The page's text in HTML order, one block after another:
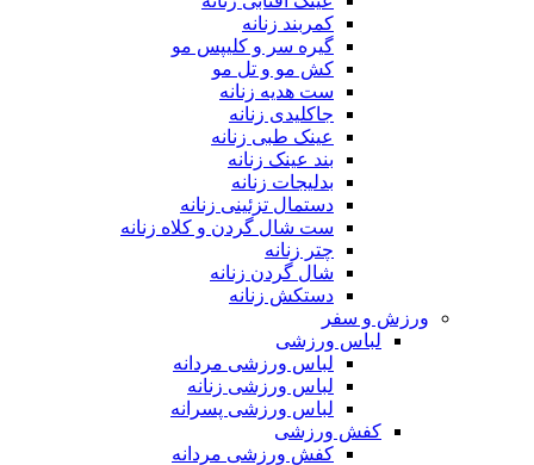
کمربند زنانه
گیره سر و کلیپس مو
کش مو و تل مو
ست هدیه زنانه
جاکلیدی زنانه
عینک طبی زنانه
بند عینک زنانه
بدلیجات زنانه
دستمال تزئینی زنانه
ست شال گردن و کلاه زنانه
چتر زنانه
شال گردن زنانه
دستکش زنانه
ورزش و سفر
لباس ورزشی
لباس ورزشی مردانه
لباس ورزشی زنانه
لباس ورزشی پسرانه
کفش ورزشی
کفش ورزشی مردانه